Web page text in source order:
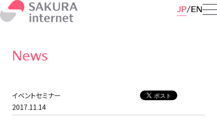
JP EN
News
イベントセミナー
2017.11.14